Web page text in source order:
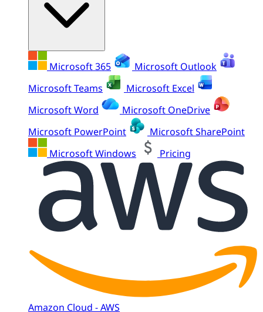
Microsoft 365
Microsoft Outlook
Microsoft Teams
Microsoft Excel
Microsoft Word
Microsoft OneDrive
Microsoft PowerPoint
Microsoft SharePoint
Microsoft Windows
Pricing
Amazon Cloud - AWS